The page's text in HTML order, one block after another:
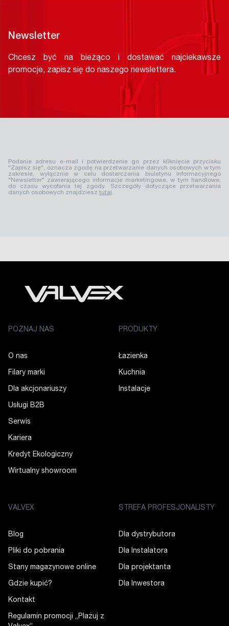
Newsletter
Chcesz być na bieżąco i dostawać najciekawsze
promocje, zapisz się do naszego newslettera.
Podanie adresu e-mail i potwierdzenie go przez kliknięcie przycisku
"Zapisz się", oznacza zgodę na przetwarzanie danych osobowych w tym
zakresie, wyłącznie w celu dostarczania biuletynu informacyjnego
"Newsletter" zawierającego informacje marketingowe, w tym handlowe,
do czasu wycofania tej zgody. Szczegóły dotyczące przetwarzania
danych osobowych znajdziesz tutaj.
POZNAJ NAS
O nas
Filary marki
Dla akcjonariuszy
Usługi B2B
Serwis
Kariera
Kredyt Ekologiczny
Wirtualny showroom
PRODUKTY
Łazienka
Kuchnia
Instalacje
VALVEX
Blog
Pliki do pobrania
Stany magazynowe online
Gdzie kupić?
Kontakt
Regulamin promocji „Plażuj z
STREFA PROFESJONALISTY
Dla dystrybutora
Dla Instalatora
Dla projektanta
Dla Inwestora